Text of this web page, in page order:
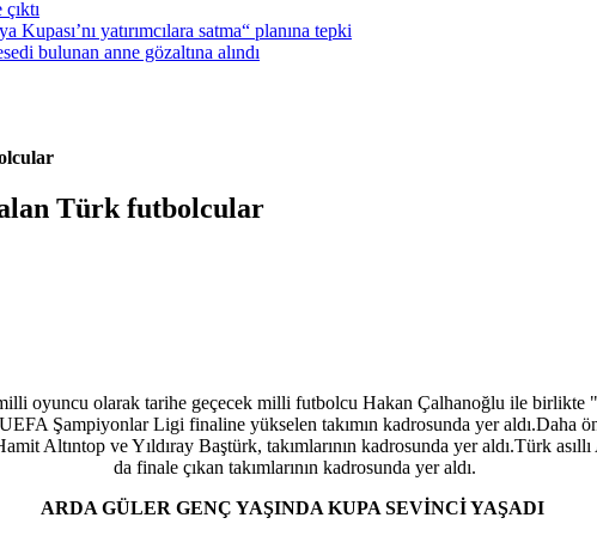
yatırımcılara satma“ planına tepki
bulunan anne gözaltına alındı
Türk futbolcular
oyuncu olarak tarihegeçecek milli futbolcu Hakan Çalhanoğlu ile birlikte
Şampiyonlar Ligi finaline yükselen takımın kadrosunda yer
Altıntop ve Yıldıray Baştürk, takımlarının kadrosunda yer aldı.Türk
da finale çıkan takımlarının kadrosunda yer aldı.
ARDA GÜLER GENÇ YAŞINDA KUPA SEVİNCİ YAŞADI